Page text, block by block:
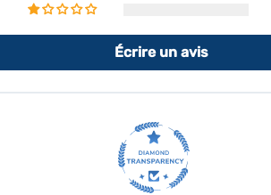
Écrire un avis